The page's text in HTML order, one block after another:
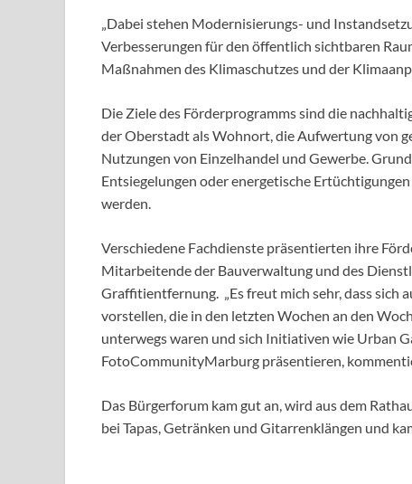
„Dabei stehen Modernisierungs- und
Verbesserungen für den öffentlich sichtbaren
Maßnahmen des Klimaschutzes und der
Die Ziele des Förderprogramms sind die
der Oberstadt als Wohnort, die Aufwertung von
Nutzungen von Einzelhandel und Gewerbe.
Entsiegelungen oder energetische
werden.
Verschiedene Fachdienste präsentierten ihre
Mitarbeitende der Bauverwaltung und des
Graffitientfernung. „Es freut mich sehr, dass
vorstellen, die in den letzten Wochen an den
unterwegs waren und sich Initiativen wie Urban
FotoCommunityMarburg präsentieren,
Das Bürgerforum kam gut an, wird aus dem
bei Tapas, Getränken und Gitarrenklängen und